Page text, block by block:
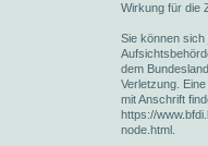
Wirkung für die
Sie können
dem
Verletzung.
mit Anschrift
https://
node.html.